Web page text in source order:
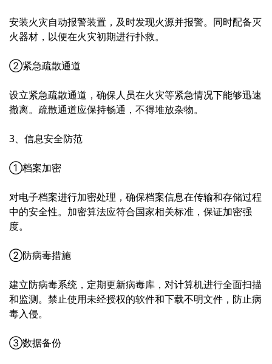
安装火灾自动报警装置，及时发现火源并报警。同时配备灭
火器材，以便在火灾初期进行扑救。
②紧急疏散通道
设立紧急疏散通道，确保人员在火灾等紧急情况下能够迅速
撤离。疏散通道应保持畅通，不得堆放杂物。
3、信息安全防范
①档案加密
对电子档案进行加密处理，确保档案信息在传输和存储过程
中的安全性。加密算法应符合国家相关标准，保证加密强
度。
②防病毒措施
建立防病毒系统，定期更新病毒库，对计算机进行全面扫描
和监测。禁止使用未经授权的软件和下载不明文件，防止病
毒入侵。
③数据备份